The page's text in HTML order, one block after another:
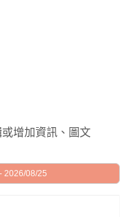
增加資訊、圖文
2026/08/25